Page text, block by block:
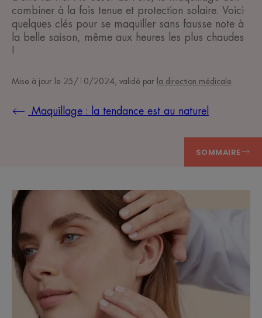
combiner à la fois tenue et protection solaire. Voici
quelques clés pour se maquiller sans fausse note à
la belle saison, même aux heures les plus chaudes
!
Mise à jour le 25/10/2024, validé par la direction médicale
Maquillage : la tendance est au naturel
SOMMAIRE